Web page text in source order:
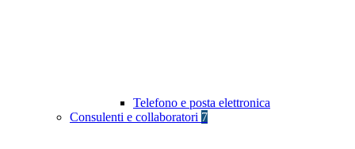
Telefono e posta elettronica
Consulenti e collaboratori 7